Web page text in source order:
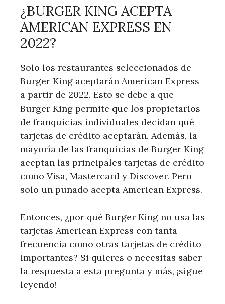
¿BURGER KING ACEPTA
AMERICAN EXPRESS EN
2022?
Solo los restaurantes seleccionados de
Burger King aceptarán American Express
a partir de 2022. Esto se debe a que
Burger King permite que los propietarios
de franquicias individuales decidan qué
tarjetas de crédito aceptarán. Además, la
mayoría de las franquicias de Burger King
aceptan las principales tarjetas de crédito
como Visa, Mastercard y Discover. Pero
solo un puñado acepta American Express.
Entonces, ¿por qué Burger King no usa las
tarjetas American Express con tanta
frecuencia como otras tarjetas de crédito
importantes? Si quieres o necesitas saber
la respuesta a esta pregunta y más, ¡sigue
leyendo!